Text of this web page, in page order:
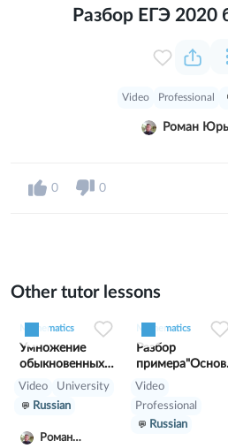
Разбор ЕГЭ 2020
Video Professional
Роман
0 0
Other tutor lessons
Mathematics
Умножение
обыкновенных
дробей 5 класс
Video
University
Russian
Роман
Mathematics
Разбор
ое
е тожд 2"
Video
Professional
Russian